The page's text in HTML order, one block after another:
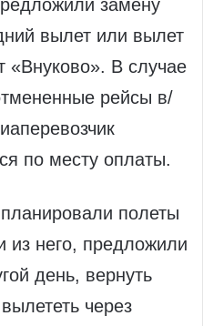
замену
вылет или вылет
«Внуково». В случае
рейсы в/
по месту оплаты.
полеты
из него, предложили
день, вернуть
через